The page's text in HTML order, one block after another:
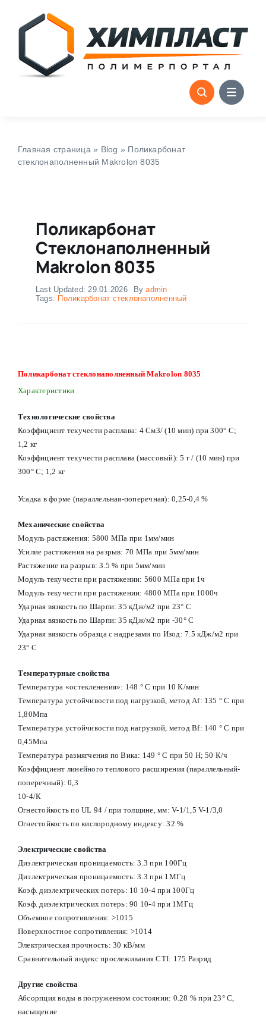
content
Главная страница » Blog » Поликарбонат
стеклонаполненный Makrolon 8035
Поликарбонат
Стеклонаполненный
Makrolon 8035
Last Updated: 29.01.2026 Byadmin
Tags: Поликарбонат стеклонаполненный
Поликарбонат стеклонаполненный Makrolon 8035
Характеристики
Технологические свойства
Коэффициент текучести расплава: 4 См3/ (10 мин) при 300° С;
1,2 кг
Коэффициент текучести расплава (массовый): 5 г / (10 мин) при
300° С; 1,2 кг
Усадка в форме (параллельная-поперечная): 0,25-0,4 %
Механические свойства
Модуль растяжения: 5800 МПа при 1мм/мин
Усилие растяжения на разрыв: 70 МПа при 5мм/мин
Растяжение на разрыв: 3.5 % при 5мм/мин
Модуль текучести при растяжении: 5600 МПа при 1ч
Модуль текучести при растяжении: 4800 МПа при 1000ч
Ударная вязкость по Шарпи: 35 кДж/м2 при 23° С
Ударная вязкость по Шарпи: 35 кДж/м2 при -30° С
Ударная вязкость образца с надрезами по Изод: 7.5 кДж/м2 при
23° С
Температурные свойства
Температура «остекленения»: 148 ° С при 10 К/мин
Температура устойчивости под нагрузкой, метод Af: 135 ° С при
1,80Мпа
Температура устойчивости под нагрузкой, метод Вf: 140 ° С при
0,45Мпа
Температура размягчения по Вика: 149 ° С при 50 Н; 50 К/ч
Коэффициент линейного теплового расширения (параллельный-
поперечный): 0,3
10-4/К
Огнестойкость по UL 94 / при толщине, мм: V-1/1,5 V-1/3,0
Огнестойкость по кислородному индексу: 32 %
Электрические свойства
Диэлектрическая проницаемость: 3.3 при 100Гц
Диэлектрическая проницаемость: 3.3 при 1МГц
Коэф. диэлектрических потерь: 10 10-4 при 100Гц
Коэф. диэлектрических потерь: 90 10-4 при 1МГц
Объемное сопротивления: >1015
Поверхностное сопротивления: >1014
Электрическая прочность: 30 кВ/мм
Сравнительный индекс прослеживания CTI: 175 Разряд
Другие свойства
Абсорпция воды в погруженном состоянии: 0.28 % при 23° С,
насыщение